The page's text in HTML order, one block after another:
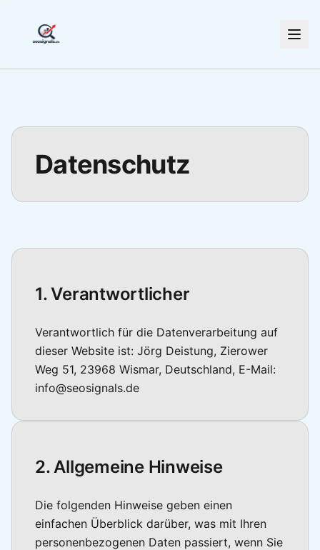
Datenschutz
1. Verantwortlicher
Verantwortlich für die Datenverarbeitung auf
dieser Website ist: Jörg Deistung, Zierower
Weg 51, 23968 Wismar, Deutschland, E-Mail:
info@seosignals.de
2. Allgemeine Hinweise
Die folgenden Hinweise geben einen
einfachen Überblick darüber, was mit Ihren
personenbezogenen Daten passiert, wenn Sie